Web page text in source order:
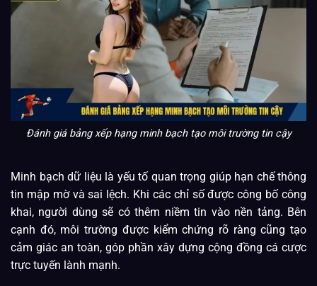
Đánh giá bảng xếp hạng minh bạch tạo môi trường tin cậy
Minh bạch dữ liệu là yếu tố quan trọng giúp hạn chế thông
tin mập mờ và sai lệch. Khi các chỉ số được công bố công
khai, người dùng sẽ có thêm niềm tin vào nền tảng. Bên
cạnh đó, môi trường được kiểm chứng rõ ràng cũng tạo
cảm giác an toàn, góp phần xây dựng cộng đồng cá cược
trực tuyến lành mạnh.